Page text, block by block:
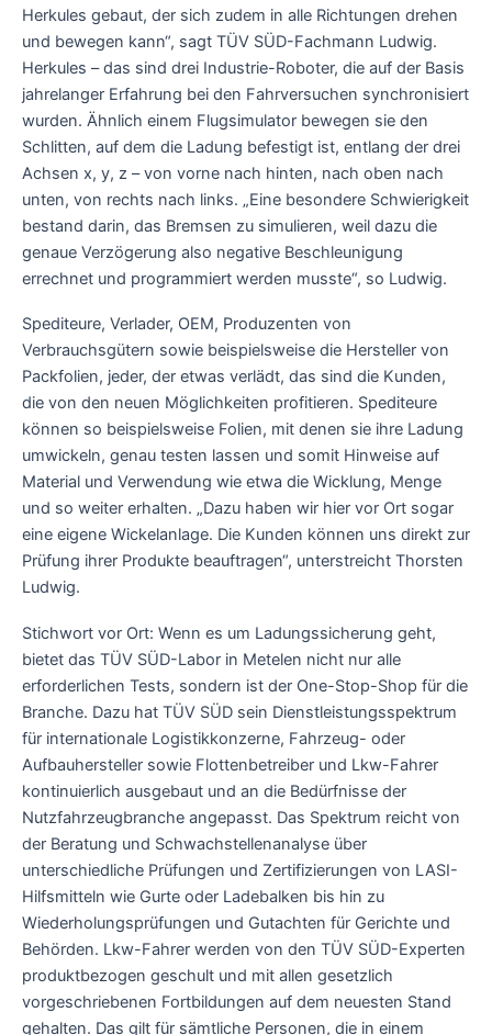
Herkules gebaut, der sich zudem in alle Richtungen drehen
und bewegen kann“, sagt TÜV SÜD-Fachmann Ludwig.
Herkules – das sind drei Industrie-Roboter, die auf der Basis
jahrelanger Erfahrung bei den Fahrversuchen synchronisiert
wurden. Ähnlich einem Flugsimulator bewegen sie den
Schlitten, auf dem die Ladung befestigt ist, entlang der drei
Achsen x, y, z – von vorne nach hinten, nach oben nach
unten, von rechts nach links. „Eine besondere Schwierigkeit
bestand darin, das Bremsen zu simulieren, weil dazu die
genaue Verzögerung also negative Beschleunigung
errechnet und programmiert werden musste“, so Ludwig.
Spediteure, Verlader, OEM, Produzenten von
Verbrauchsgütern sowie beispielsweise die Hersteller von
Packfolien, jeder, der etwas verlädt, das sind die Kunden,
die von den neuen Möglichkeiten profitieren. Spediteure
können so beispielsweise Folien, mit denen sie ihre Ladung
umwickeln, genau testen lassen und somit Hinweise auf
Material und Verwendung wie etwa die Wicklung, Menge
und so weiter erhalten. „Dazu haben wir hier vor Ort sogar
eine eigene Wickelanlage. Die Kunden können uns direkt zur
Prüfung ihrer Produkte beauftragen“, unterstreicht Thorsten
Ludwig.
Stichwort vor Ort: Wenn es um Ladungssicherung geht,
bietet das TÜV SÜD-Labor in Metelen nicht nur alle
erforderlichen Tests, sondern ist der One-Stop-Shop für die
Branche. Dazu hat TÜV SÜD sein Dienstleistungsspektrum
für internationale Logistikkonzerne, Fahrzeug- oder
Aufbauhersteller sowie Flottenbetreiber und Lkw-Fahrer
kontinuierlich ausgebaut und an die Bedürfnisse der
Nutzfahrzeugbranche angepasst. Das Spektrum reicht von
der Beratung und Schwachstellenanalyse über
unterschiedliche Prüfungen und Zertifizierungen von LASI-
Hilfsmitteln wie Gurte oder Ladebalken bis hin zu
Wiederholungsprüfungen und Gutachten für Gerichte und
Behörden. Lkw-Fahrer werden von den TÜV SÜD-Experten
produktbezogen geschult und mit allen gesetzlich
vorgeschriebenen Fortbildungen auf dem neuesten Stand
gehalten. Das gilt für sämtliche Personen, die in einem